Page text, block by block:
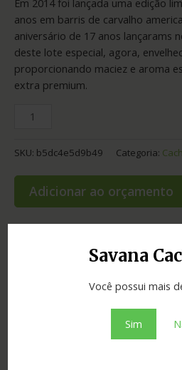
Savana
Você possui mais
Sim
anos em barris de carvalho
aniversário de 17 anos lançarams
deste lote especial, agora,
proporcionando maciez e aroma
extra premium.
SKU: b5dc4e5d9b49 Categoria:
Adicionar ao orçamento
Informação adicional
16 anos